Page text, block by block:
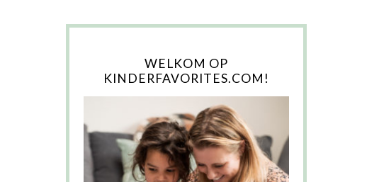
WELKOM OP
KINDERFAVORITES.COM!